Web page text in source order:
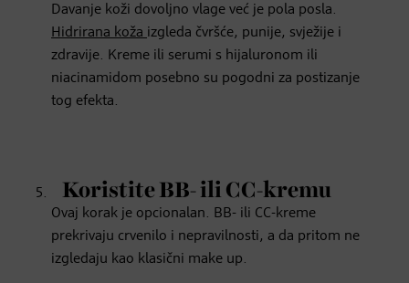
Prihvati
Davanje koži dovoljno vlage već je pola posla.
Hidrirana koža izgleda čvršće, punije, svježije i
zdravije. Kreme ili serumi s hijaluronom ili
niacinamidom posebno su pogodni za postizanje
tog efekta.
Koristite BB- ili CC-kremu
Ovaj korak je opcionalan. BB- ili CC-kreme
prekrivaju crvenilo i nepravilnosti, a da pritom ne
izgledaju kao klasični make up.